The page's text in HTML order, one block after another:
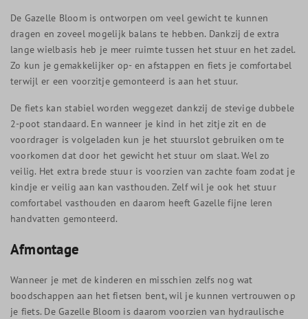
De Gazelle Bloom is ontworpen om veel gewicht te kunnen
dragen en zoveel mogelijk balans te hebben. Dankzij de extra
lange wielbasis heb je meer ruimte tussen het stuur en het zadel.
Zo kun je gemakkelijker op- en afstappen en fiets je comfortabel
terwijl er een voorzitje gemonteerd is aan het stuur.
De fiets kan stabiel worden weggezet dankzij de stevige dubbele
2-poot standaard. En wanneer je kind in het zitje zit en de
voordrager is volgeladen kun je het stuurslot gebruiken om te
voorkomen dat door het gewicht het stuur om slaat. Wel zo
veilig. Het extra brede stuur is voorzien van zachte foam zodat je
kindje er veilig aan kan vasthouden. Zelf wil je ook het stuur
comfortabel vasthouden en daarom heeft Gazelle fijne leren
handvatten gemonteerd.
Afmontage
Wanneer je met de kinderen en misschien zelfs nog wat
boodschappen aan het fietsen bent, wil je kunnen vertrouwen op
je fiets. De Gazelle Bloom is daarom voorzien van hydraulische